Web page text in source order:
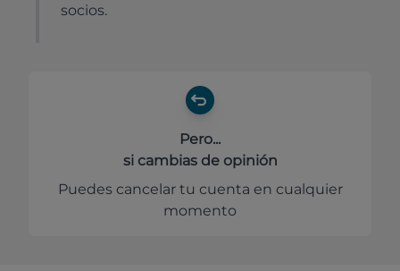
socios.
Pero...
si cambias de opinión
Puedes cancelar tu cuenta en cualquier
momento